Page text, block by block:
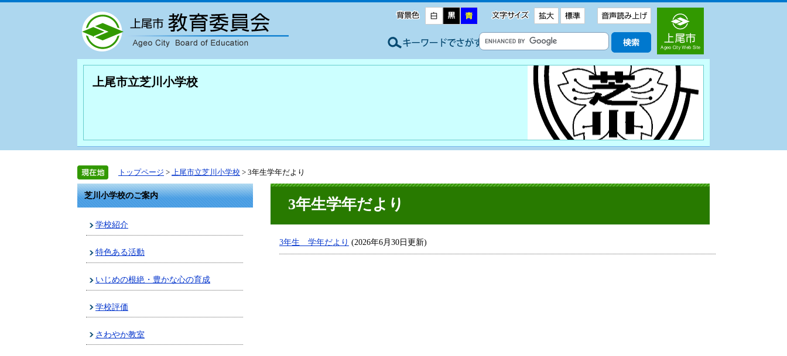
上尾市立芝川小学校
トップページ > 上尾市立芝川小学校 > 3年生学年だより
芝川小学校のご案内
学校紹介
特色ある活動
いじめの根絶・豊かな心の育成
学校評価
さわやか教室
3年生学年だより
3年生 学年だより (2026年6月30日更新)